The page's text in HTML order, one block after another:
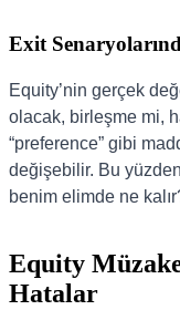
Exit
Equity’nin gerçek
olacak, birleşme mi,
“preference” gibi
değişebilir. Bu
benim elimde ne
Equity
Hatalar